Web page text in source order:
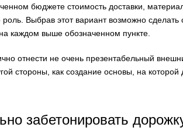
бюджете стоимость доставки,
Выбрав этот вариант возможно
каждом выше обозначенном пункте.
отнести не очень презентабельный
стороны, как создание основы, на
забетонировать